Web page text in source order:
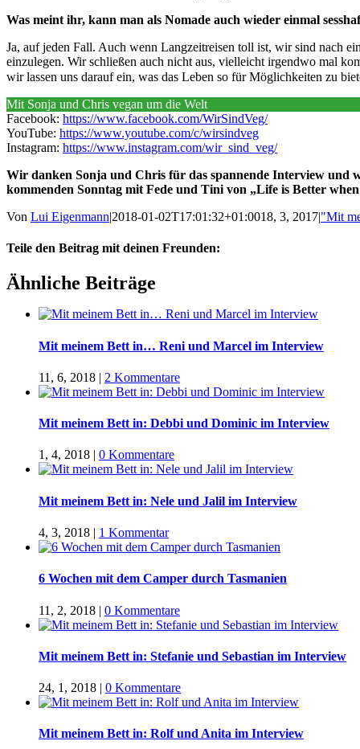
Was meint ihr, kann man als Nomade auch wieder einmal
Ja, auf jeden Fall. Auch wenn Langzeitreisen toll ist, wir sind nach
einzulegen. Wir schließen auch nicht aus, vielleicht irgendwo mal
wir lassen uns darauf ein, was das Leben so für Möglichkeiten zu
Mit Sonja und Chris vegan um die Welt
Facebook: https://www.facebook.com/WirSindVeg/
YouTube: https://www.youtube.com/c/wirsindveg
Instagram: https://www.instagram.com/wir_sind_veg/
Wir danken Sonja und Chris für das spannende Interview und
kommenden Sonntag mit Fede und Tini von „Life is Better
Von Lui Eigenmann|2018-01-02T17:01:32+01:0018, 3, 2017|"Mit
Teile den Beitrag mit deinen Freunden:
Facebook
Twitter
LinkedIn
Google+
Pinterest
Email
Ähnliche Beiträge
Mit meinem Bett in… Reni und Marcel im Interview
11, 6, 2018 | 2 Kommentare
Mit meinem Bett in: Debbi und Dominic im Interview
1, 4, 2018 | 0 Kommentare
Mit meinem Bett in: Nele und Jalil im Interview
4, 3, 2018 | 1 Kommentar
6 Wochen mit dem Camper durch Tasmanien
11, 2, 2018 | 0 Kommentare
Mit meinem Bett in: Stefanie und Sebastian im Interview
24, 1, 2018 | 0 Kommentare
Mit meinem Bett in: Rolf und Anita im Interview